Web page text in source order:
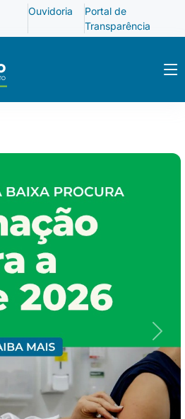
Ouvidoria
Portal de
Transparência